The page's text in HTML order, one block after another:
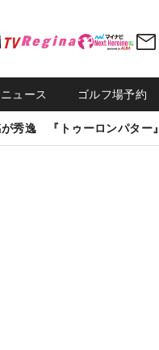
ュース ゴルフ場予約
秀逸 『トゥーロンパター』